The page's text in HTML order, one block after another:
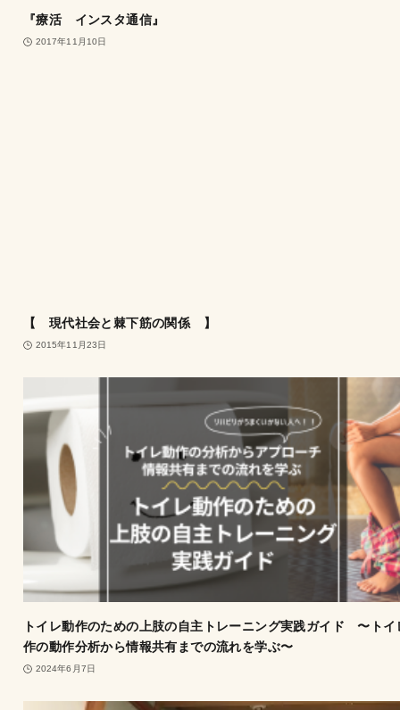
『療活 インスタ通信』
2017年11月10日
【 現代社会と棘下筋の関係 】
2015年11月23日
トイレ動作のための上肢の自主トレーニング実践ガイド 〜トイ
作の動作分析から情報共有までの流れを学ぶ〜
2024年6月7日